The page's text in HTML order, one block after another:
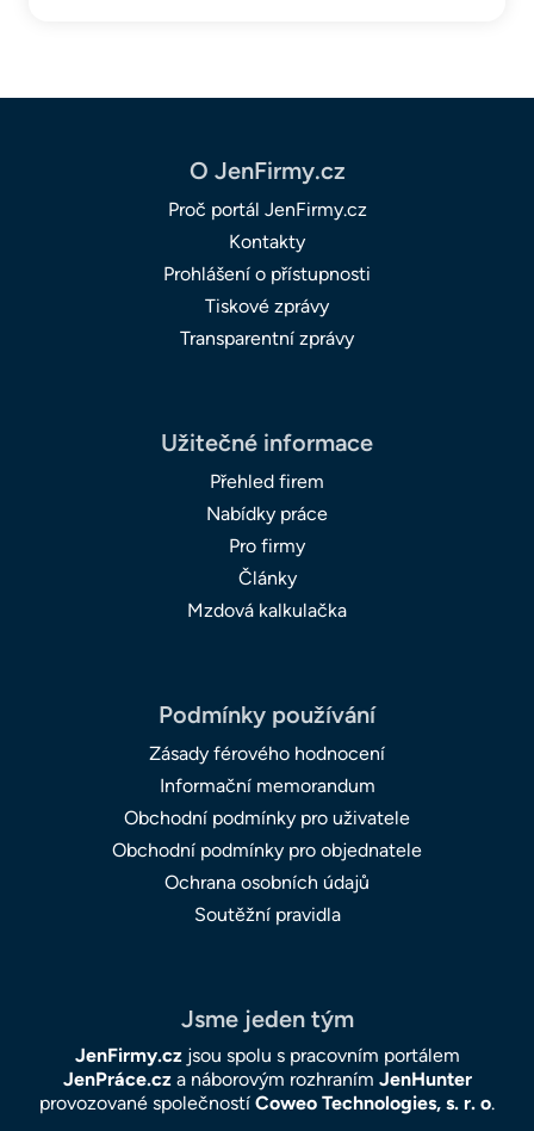
O JenFirmy.cz
Proč portál JenFirmy.cz
Kontakty
Prohlášení o přístupnosti
Tiskové zprávy
Transparentní zprávy
Užitečné informace
Přehled firem
Nabídky práce
Pro firmy
Články
Mzdová kalkulačka
Podmínky používání
Zásady férového hodnocení
Informační memorandum
Obchodní podmínky pro uživatele
Obchodní podmínky pro objednatele
Ochrana osobních údajů
Soutěžní pravidla
Jsme jeden tým
JenFirmy.czjsou spolu s pracovním portálem
JenPráce.cza náborovým rozhraním JenHunter
provozované společností Coweo Technologies, s. r. o.